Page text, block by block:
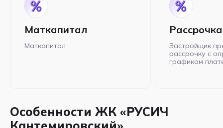
Маткапитал
Маткапитал
Рассрочка
Застройщик
рассрочку с
графиком
Особенности ЖК «РУСИЧ